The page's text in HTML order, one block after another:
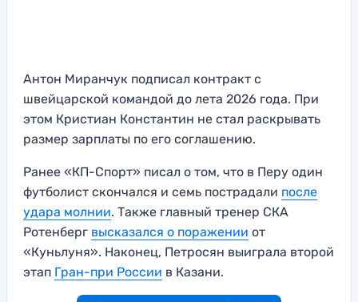
Антон Миранчук подписал контракт с
швейцарской командой до лета 2026 года. При
этом Кристиан Константин не стал раскрывать
размер зарплаты по его соглашению.
Ранее «КП-Спорт» писал о том, что в Перу один
футболист скончался и семь пострадали после
удара молнии. Также главный тренер СКА
Ротенберг высказался о поражении от
«Куньлуня». Наконец, Петросян выиграла второй
этап Гран-при России в Казани.